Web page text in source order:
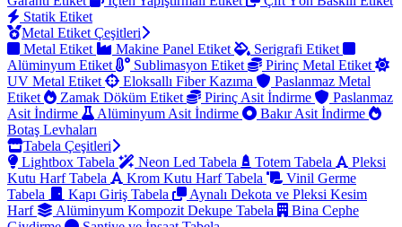
Statik Etiket
Metal Etiket Çeşitleri
Metal Etiket
Makine Panel Etiket
Serigrafi Etiket
Alüminyum Etiket
Sublimasyon Etiket
Pirinç Metal Etiket
UV Metal Etiket
Eloksallı Fiber Kazıma
Paslanmaz Metal
Etiket
Zamak Döküm Etiket Pirinç Asit İndirme
Paslanmaz
Asit İndirme
Alüminyum Asit İndirme
Bakır Asit İndirme
Botaş Levhaları
Tabela Çeşitleri
Lightbox Tabela
Neon Led Tabela Totem Tabela
Pleksi
Kutu Harf Tabela
Krom Kutu Harf Tabela
Vinil Germe
Tabela
Kapı Giriş Tabela
Aynalı Dekota ve Pleksi Kesim
Harf
Alüminyum Kompozit Dekupe Tabela
Bina Cephe